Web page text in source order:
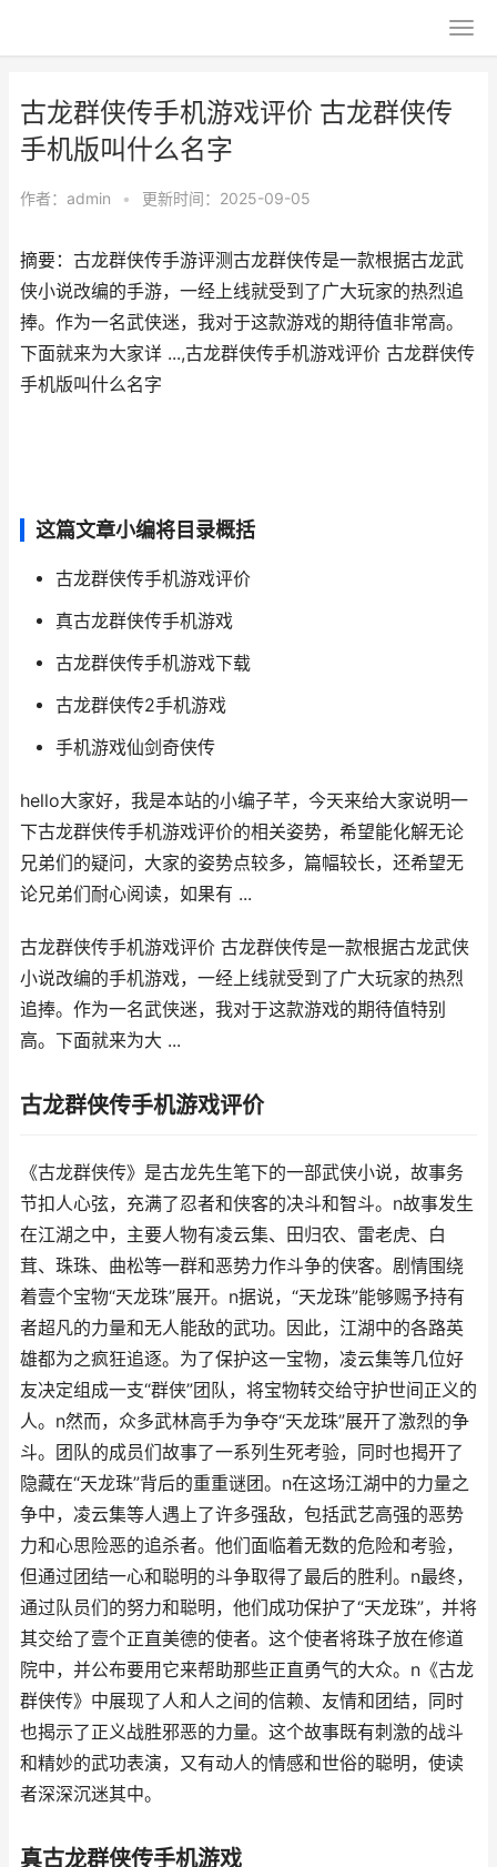
古龙群侠传手机游戏评价 古龙群侠传
手机版叫什么名字
作者： admin • 更新时间：2025-09-05
摘要：古龙群侠传手游评测古龙群侠传是一款根据古龙武
侠小说改编的手游，一经上线就受到了广大玩家的热烈追
捧。作为一名武侠迷，我对于这款游戏的期待值非常高。
下面就来为大家详 ...,古龙群侠传手机游戏评价 古龙群侠传
手机版叫什么名字
这篇文章小编将目录概括
古龙群侠传手机游戏评价
真古龙群侠传手机游戏
古龙群侠传手机游戏下载
古龙群侠传2手机游戏
手机游戏仙剑奇侠传
hello大家好，我是本站的小编子芊，今天来给大家说明一
下古龙群侠传手机游戏评价的相关姿势，希望能化解无论
兄弟们的疑问，大家的姿势点较多，篇幅较长，还希望无
论兄弟们耐心阅读，如果有 ...
古龙群侠传手机游戏评价 古龙群侠传是一款根据古龙武侠
小说改编的手机游戏，一经上线就受到了广大玩家的热烈
追捧。作为一名武侠迷，我对于这款游戏的期待值特别
高。下面就来为大 ...
古龙群侠传手机游戏评价
《古龙群侠传》是古龙先生笔下的一部武侠小说，故事务
节扣人心弦，充满了忍者和侠客的决斗和智斗。n故事发生
在江湖之中，主要人物有凌云集、田归农、雷老虎、白
茸、珠珠、曲松等一群和恶势力作斗争的侠客。剧情围绕
着壹个宝物“天龙珠”展开。n据说，“天龙珠”能够赐予持有
者超凡的力量和无人能敌的武功。因此，江湖中的各路英
雄都为之疯狂追逐。为了保护这一宝物，凌云集等几位好
友决定组成一支“群侠”团队，将宝物转交给守护世间正义的
人。n然而，众多武林高手为争夺“天龙珠”展开了激烈的争
斗。团队的成员们故事了一系列生死考验，同时也揭开了
隐藏在“天龙珠”背后的重重谜团。n在这场江湖中的力量之
争中，凌云集等人遇上了许多强敌，包括武艺高强的恶势
力和心思险恶的追杀者。他们面临着无数的危险和考验，
但通过团结一心和聪明的斗争取得了最后的胜利。n最终，
通过队员们的努力和聪明，他们成功保护了“天龙珠”，并将
其交给了壹个正直美德的使者。这个使者将珠子放在修道
院中，并公布要用它来帮助那些正直勇气的大众。n《古龙
群侠传》中展现了人和人之间的信赖、友情和团结，同时
也揭示了正义战胜邪恶的力量。这个故事既有刺激的战斗
和精妙的武功表演，又有动人的情感和世俗的聪明，使读
者深深沉迷其中。
真古龙群侠传手机游戏